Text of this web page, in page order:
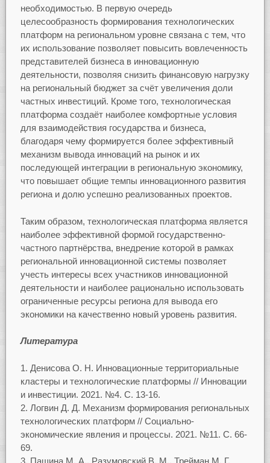
необходимостью. В первую очередь
целесообразность формирования технологических
платформ на региональном уровне связана с тем, что
их использование позволяет повысить вовлеченность
представителей бизнеса в инновационную
деятельности, позволяя снизить финансовую нагрузку
на региональный бюджет за счёт увеличения доли
частных инвестиций. Кроме того, технологическая
платформа создаёт наиболее комфортные условия
для взаимодействия государства и бизнеса,
благодаря чему формируется более эффективный
механизм вывода инноваций на рынок и их
последующей интеграции в региональную экономику,
что повышает общие темпы инновационного развития
региона и долю успешно реализованных проектов.
Таким образом, технологическая платформа является
наиболее эффективной формой государственно-
частного партнёрства, внедрение которой в рамках
региональной инновационной системы позволяет
учесть интересы всех участников инновационной
деятельности и наиболее рационально использовать
ограниченные ресурсы региона для вывода его
экономики на качественно новый уровень развития.
Литература
Денисова О. Н. Инновационные территориальные
кластеры и технологические платформы // Инновации
и инвестиции. 2021. №4. С. 13-16.
Логвин Д. Д. Механизм формирования региональных
технологических платформ // Социально-
экономические явления и процессы. 2021. №11. С. 66-
69.
Пашина М. А., Разумовский В. М., Трейман М. Г.